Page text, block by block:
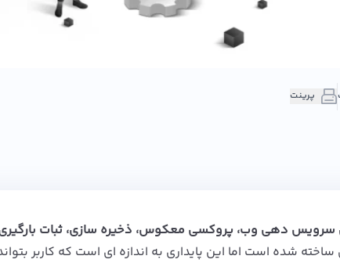
پرینت
سرویس دهی وب، پروکسی معکوس، ذخیره سازی، ثبات
شده است اما این پایداری به اندازه ای است که کاربر